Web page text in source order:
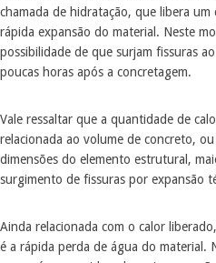
chamada de hidratação, que libera
rápida expansão do material. Neste
possibilidade de que surjam fissuras
poucas horas após a concretagem.
Vale ressaltar que a quantidade de
relacionada ao volume de concreto,
dimensões do elemento estrutural,
surgimento de fissuras por expansão
Ainda relacionada com o calor
é a rápida perda de água do material.